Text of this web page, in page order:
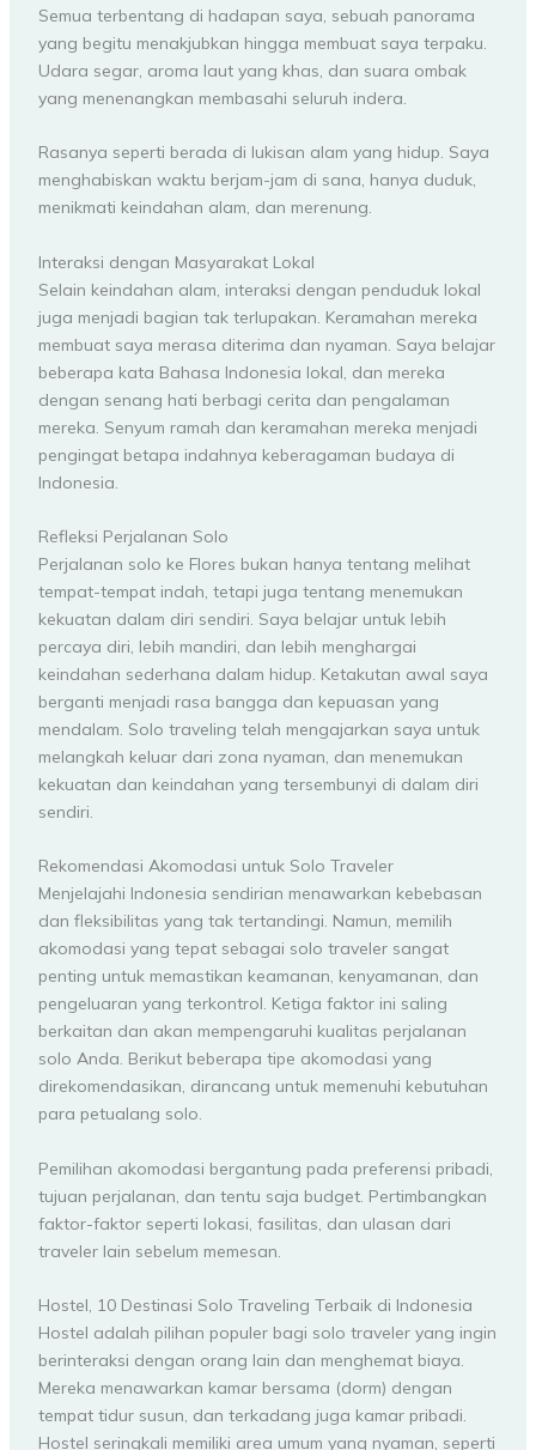
Semua terbentang di hadapan saya, sebuah panorama
yang begitu menakjubkan hingga membuat saya terpaku.
Udara segar, aroma laut yang khas, dan suara ombak
yang menenangkan membasahi seluruh indera.
Rasanya seperti berada di lukisan alam yang hidup. Saya
menghabiskan waktu berjam-jam di sana, hanya duduk,
menikmati keindahan alam, dan merenung.
Interaksi dengan Masyarakat Lokal
Selain keindahan alam, interaksi dengan penduduk lokal
juga menjadi bagian tak terlupakan. Keramahan mereka
membuat saya merasa diterima dan nyaman. Saya belajar
beberapa kata Bahasa Indonesia lokal, dan mereka
dengan senang hati berbagi cerita dan pengalaman
mereka. Senyum ramah dan keramahan mereka menjadi
pengingat betapa indahnya keberagaman budaya di
Indonesia.
Refleksi Perjalanan Solo
Perjalanan solo ke Flores bukan hanya tentang melihat
tempat-tempat indah, tetapi juga tentang menemukan
kekuatan dalam diri sendiri. Saya belajar untuk lebih
percaya diri, lebih mandiri, dan lebih menghargai
keindahan sederhana dalam hidup. Ketakutan awal saya
berganti menjadi rasa bangga dan kepuasan yang
mendalam. Solo traveling telah mengajarkan saya untuk
melangkah keluar dari zona nyaman, dan menemukan
kekuatan dan keindahan yang tersembunyi di dalam diri
sendiri.
Rekomendasi Akomodasi untuk Solo Traveler
Menjelajahi Indonesia sendirian menawarkan kebebasan
dan fleksibilitas yang tak tertandingi. Namun, memilih
akomodasi yang tepat sebagai solo traveler sangat
penting untuk memastikan keamanan, kenyamanan, dan
pengeluaran yang terkontrol. Ketiga faktor ini saling
berkaitan dan akan mempengaruhi kualitas perjalanan
solo Anda. Berikut beberapa tipe akomodasi yang
direkomendasikan, dirancang untuk memenuhi kebutuhan
para petualang solo.
Pemilihan akomodasi bergantung pada preferensi pribadi,
tujuan perjalanan, dan tentu saja budget. Pertimbangkan
faktor-faktor seperti lokasi, fasilitas, dan ulasan dari
traveler lain sebelum memesan.
Hostel, 10 Destinasi Solo Traveling Terbaik di Indonesia
Hostel adalah pilihan populer bagi solo traveler yang ingin
berinteraksi dengan orang lain dan menghemat biaya.
Mereka menawarkan kamar bersama (dorm) dengan
tempat tidur susun, dan terkadang juga kamar pribadi.
Hostel seringkali memiliki area umum yang nyaman, seperti